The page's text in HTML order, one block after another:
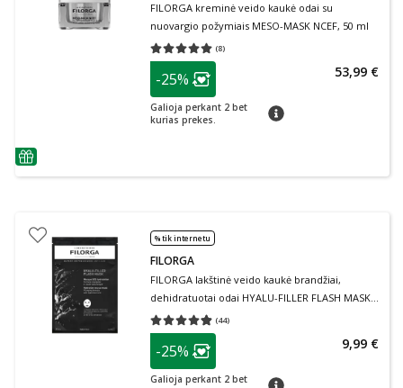
patarimas
FILORGA kreminė veido kaukė odai su
nuovargio požymiais MESO-MASK NCEF, 50 ml
(8)
Vidutinis įvertinimas 5.00
patarimas
Lojalumo klubo narių nuolaida
-25%
Galioja perkant 2 bet
kurias prekes.
patarimas
53,99 €
% tik internetu
FILORGA
FILORGA lakštinė veido kaukė brandžiai,
dehidratuotai odai HYALU-FILLER FLASH MASK,
1 vnt., 1 vnt.
(44)
Vidutinis įvertinimas 4.84
patarimas
Lojalumo klubo narių nuolaida
-25%
Galioja perkant 2 bet
patarimas
9,99 €